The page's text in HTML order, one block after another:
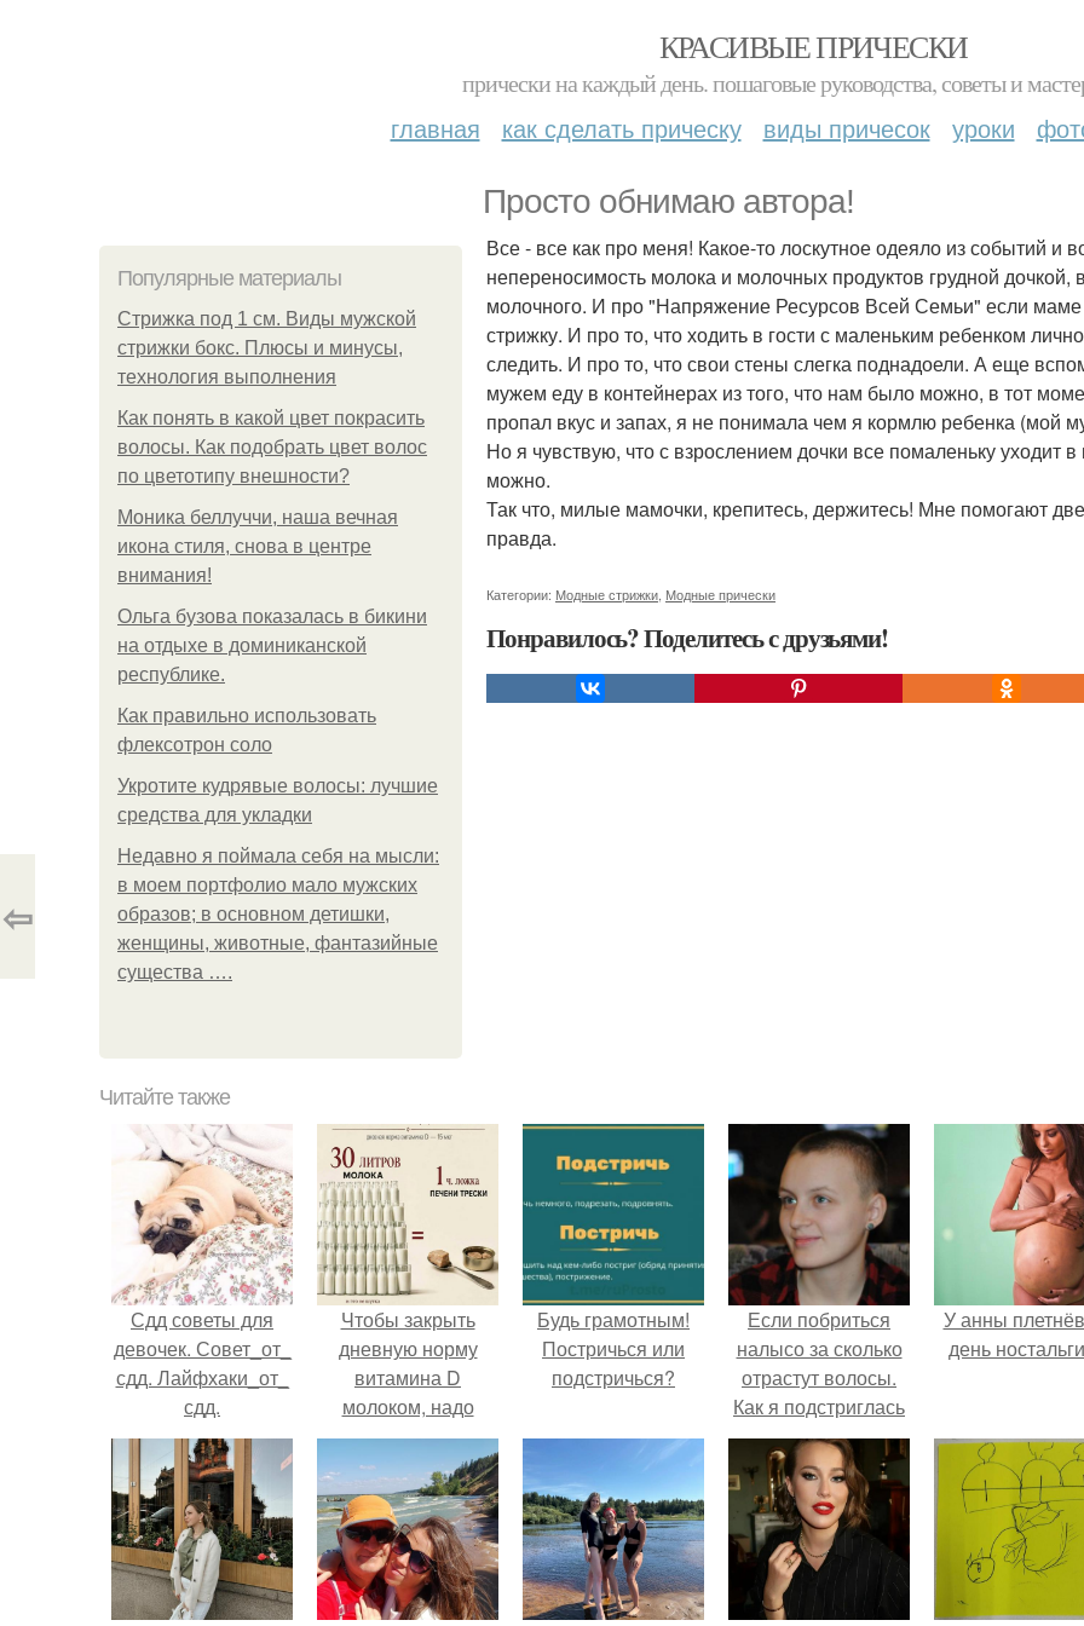
КРАСИВЫЕ ПРИЧЕСКИ
прически на каждый день. пошаговые руководства, советы и
главная как сделать прическу виды причесок уроки
Просто обнимаю автора!
Популярные материалы
Стрижка под 1 см. Виды мужской
стрижки бокс. Плюсы и минусы,
технология выполнения
Как понять в какой цвет покрасить
волосы. Как подобрать цвет волос
по цветотипу внешности?
Моника беллуччи, наша вечная
икона стиля, снова в центре
внимания!
Ольга бузова показалась в бикини
на отдыхе в доминиканской
республике.
Как правильно использовать
флексотрон соло
Укротите кудрявые волосы: лучшие
средства для укладки
Недавно я поймала себя на мысли:
в моем портфолио мало мужских
образов; в основном детишки,
женщины, животные, фантазийные
существа ….
Все - все как про меня! Какое-то лоскутное одеяло из событий
непереносимость молока и молочных продуктов грудной дочкой,
молочного. И про "Напряжение Ресурсов Всей Семьи" если маме
стрижку. И про то, что ходить в гости с маленьким ребенком
следить. И про то, что свои стены слегка поднадоели. А еще
мужем еду в контейнерах из того, что нам было можно, в тот
пропал вкус и запах, я не понимала чем я кормлю ребенка (мой
Но я чувствую, что с взрослением дочки все помаленьку
можно.
Так что, милые мамочки, крепитесь, держитесь! Мне помогают
правда.
Категории: Модные стрижки Модные прически
Понравилось? Поделитесь с друзьями!
⇦
Читайте также
Сдд советы для
девочек. Совет_от_
сдд. Лайфхаки_от_
сдд.
Чтобы закрыть
дневную норму
витамина D
молоком, надо
выпить 30 литров
или съесть одну
чайную ложку
печени трески.
Будь грамотным!
Постричься или
подстричься?
Если побриться
налысо за сколько
отрастут волосы.
Как я подстриглась
налысо и как
изменились волосы
после этого
У анны
день